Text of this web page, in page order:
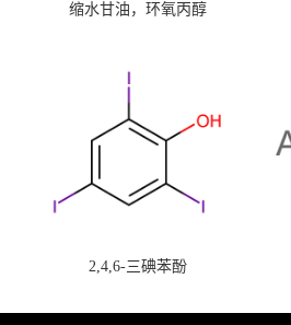
缩水甘油，环氧丙醇
2,4,6-三碘苯酚